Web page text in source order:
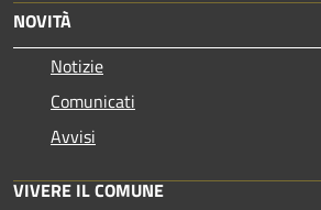
NOVITÀ
Notizie
Comunicati
Avvisi
VIVERE IL COMUNE